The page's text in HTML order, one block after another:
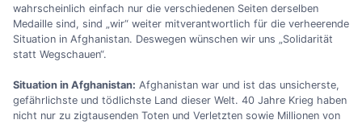
wahrscheinlich einfach nur die verschiedenen Seiten derselben
Medaille sind, sind „wir“ weiter mitverantwortlich für die verheerende
Situation in Afghanistan. Deswegen wünschen wir uns „Solidarität
statt Wegschauen“.
Situation in Afghanistan: Afghanistan war und ist das unsicherste,
gefährlichste und tödlichste Land dieser Welt. 40 Jahre Krieg haben
nicht nur zu zigtausenden Toten und Verletzten sowie Millionen von